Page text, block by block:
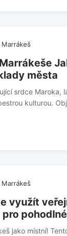
města
srdce Maroka,
kulturou.
využít
jako místní!